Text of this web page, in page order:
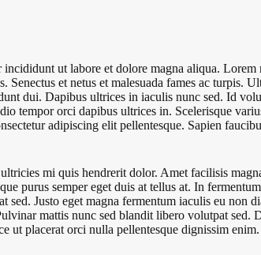
ut labore et dolore magna aliqua.
Senectus et netus et malesuada fames ac
dui. Dapibus ultrices in iaculis nunc sed. Id
tempor orci dapibus ultrices in. Scelerisque
adipiscing elit pellentesque. Sapien
mi quis hendrerit dolor. Amet facilisis
purus semper eget duis at tellus at. In
Justo eget magna fermentum iaculis eu non
mattis nunc sed blandit libero volutpat
ut placerat orci nulla pellentesque dignissim enim.